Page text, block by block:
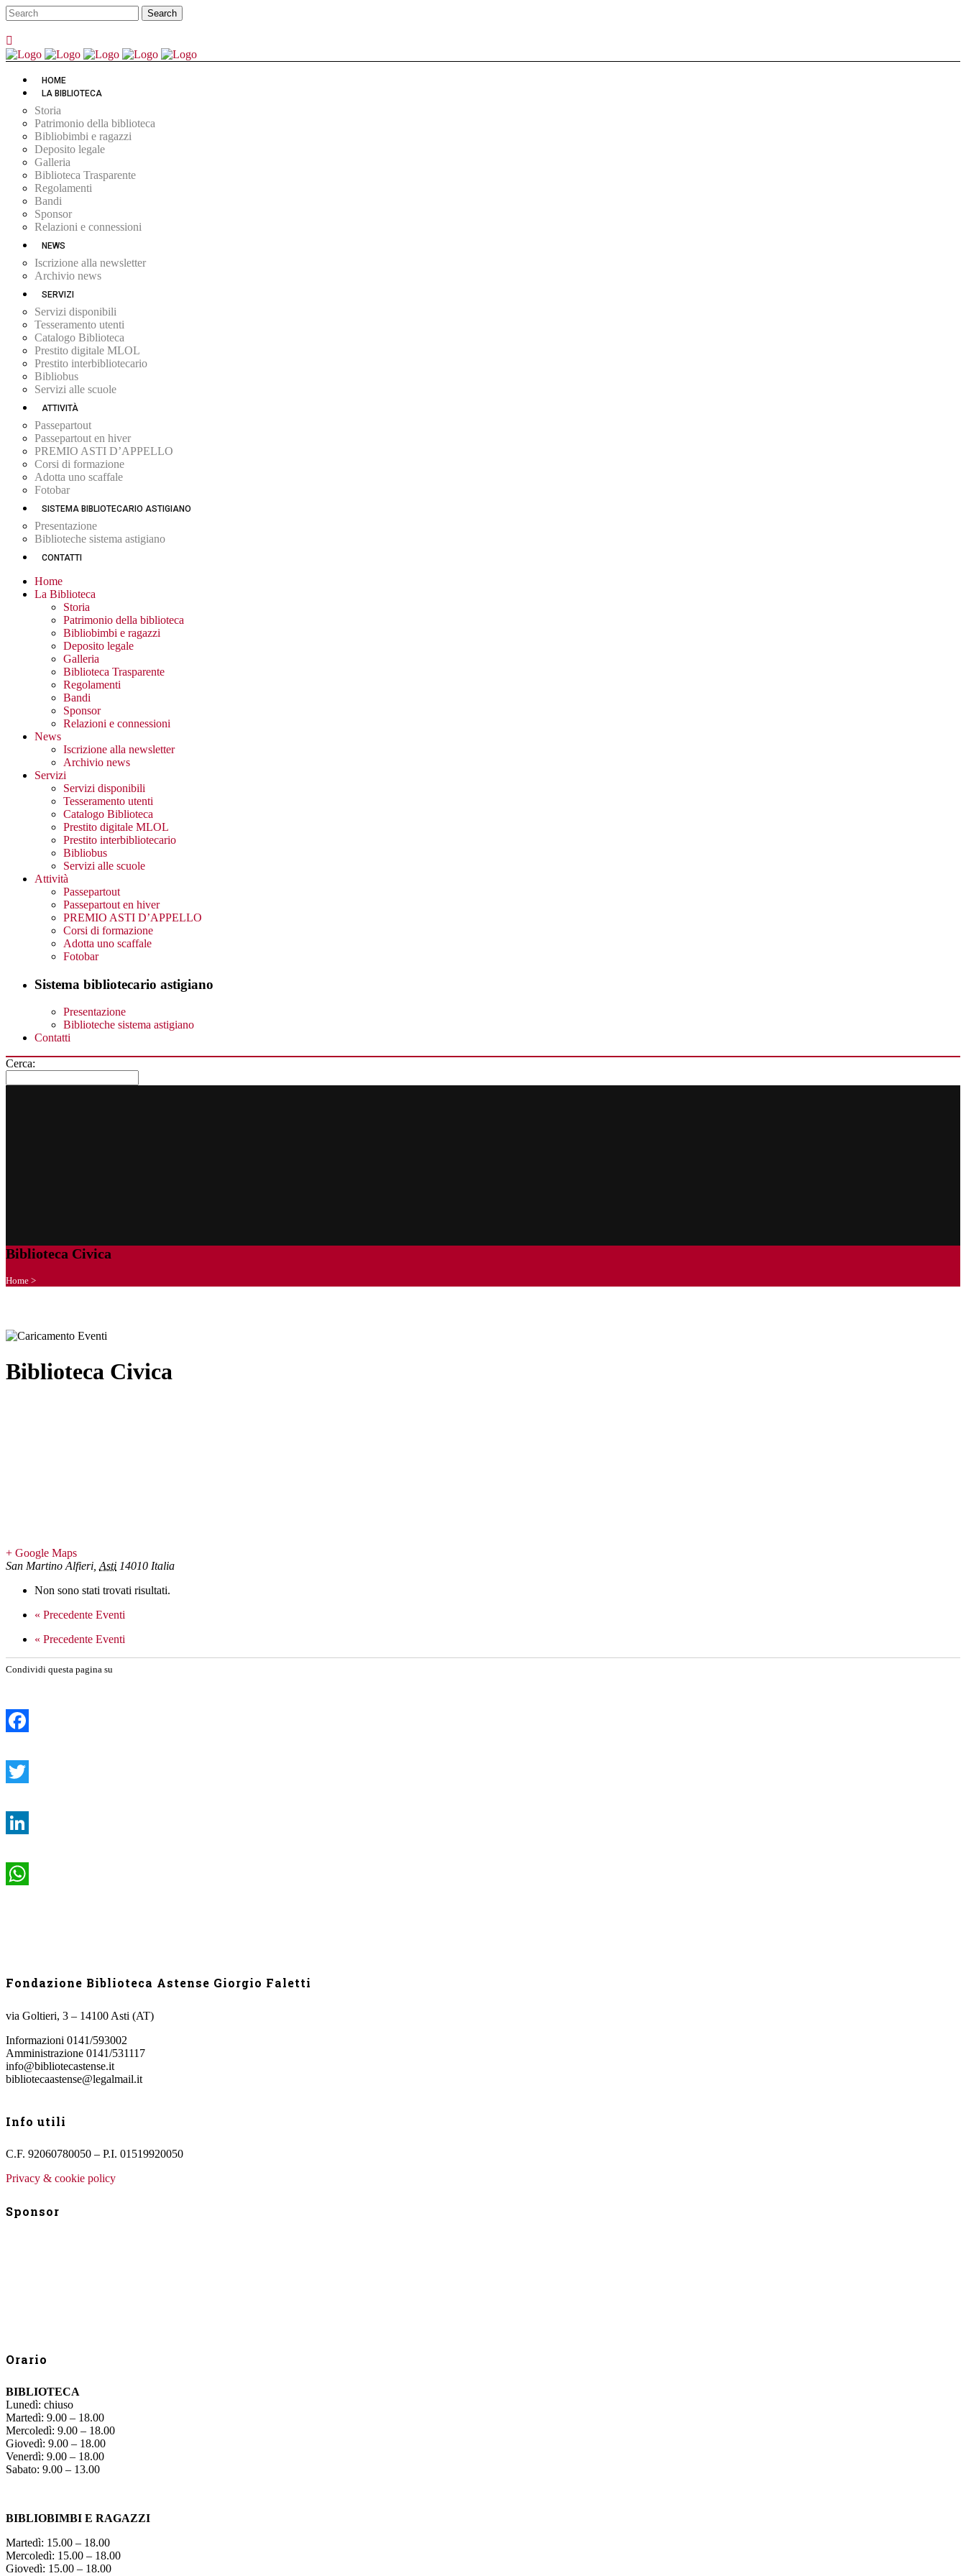
HOME
LA BIBLIOTECA
Storia
Patrimonio della biblioteca
Bibliobimbi e ragazzi
Deposito legale
Galleria
Biblioteca Trasparente
Regolamenti
Bandi
Sponsor
Relazioni e connessioni
NEWS
Iscrizione alla newsletter
Archivio news
SERVIZI
Servizi disponibili
Tesseramento utenti
Catalogo Biblioteca
Prestito digitale MLOL
Prestito interbibliotecario
Bibliobus
Servizi alle scuole
ATTIVITÀ
Passepartout
Passepartout en hiver
PREMIO ASTI D’APPELLO
Corsi di formazione
Adotta uno scaffale
Fotobar
SISTEMA BIBLIOTECARIO ASTIGIANO
Presentazione
Biblioteche sistema astigiano
CONTATTI
Home
La Biblioteca
Storia
Patrimonio della biblioteca
Bibliobimbi e ragazzi
Deposito legale
Galleria
Biblioteca Trasparente
Regolamenti
Bandi
Sponsor
Relazioni e connessioni
News
Iscrizione alla newsletter
Archivio news
Servizi
Servizi disponibili
Tesseramento utenti
Catalogo Biblioteca
Prestito digitale MLOL
Prestito interbibliotecario
Bibliobus
Servizi alle scuole
Attività
Passepartout
Passepartout en hiver
PREMIO ASTI D’APPELLO
Corsi di formazione
Adotta uno scaffale
Fotobar
Sistema bibliotecario astigiano
Presentazione
Biblioteche sistema astigiano
Contatti
Cerca:
Biblioteca Civica
Home >
Biblioteca Civica
+ Google Maps
San Martino Alfieri Asti 14010 Italia
Non sono stati trovati risultati.
« Precedente Eventi
« Precedente Eventi
Condividi questa pagina su
Fondazione Biblioteca Astense Giorgio Faletti
via Goltieri, 3 – 14100 Asti (AT)
Informazioni 0141/593002
Amministrazione 0141/531117
info@bibliotecastense.it
bibliotecaastense@legalmail.it
Info utili
C.F. 92060780050 – P.I. 01519920050
Privacy & cookie policy
Sponsor
Orario
BIBLIOTECA
Lunedì: chiuso
Martedì: 9.00 – 18.00
Mercoledì: 9.00 – 18.00
Giovedì: 9.00 – 18.00
Venerdì: 9.00 – 18.00
Sabato: 9.00 – 13.00
BIBLIOBIMBI E RAGAZZI
Martedì: 15.00 – 18.00
Mercoledì: 15.00 – 18.00
Giovedì: 15.00 – 18.00